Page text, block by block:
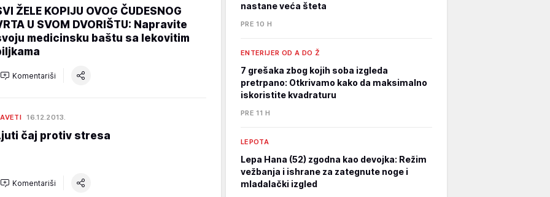
ŽELE KOPIJU OVOG ČUDESNOG
U SVOM DVORIŠTU: Napravite
medicinsku baštu sa lekovitim
Komentariši
16.12.2013.
čaj protiv stresa
Komentariši
nastane veća šteta
PRE 10 H
ENTERIJER OD A DO Ž
7 grešaka zbog kojih soba izgleda
pretrpano: Otkrivamo kako da maksimalno
iskoristite kvadraturu
PRE 11 H
LEPOTA
Lepa Hana (52) zgodna kao devojka: Režim
vežbanja i ishrane za zategnute noge i
mladalački izgled